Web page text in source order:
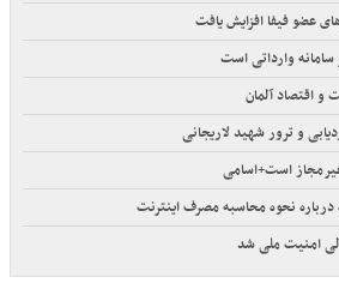
عضو فیفا افزایش یافت
سامانه وارداتی است
و اقتصاد آلمان
و ترور شهید لاریجانی
است+اسامی
درباره نحوه محاسبه مصرف اینترنت
امنیت ملی شد